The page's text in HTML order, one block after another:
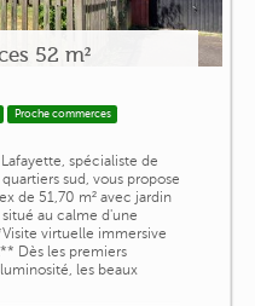
52 m²
Proche commerces
spécialiste de
sud, vous propose
de 51,70 m² avec jardin
au calme d'une
virtuelle immersive
Dès les premiers
les beaux